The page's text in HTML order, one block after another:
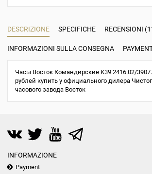
DESCRIZIONE SPECIFICHE RECENSIONI
INFORMAZIONI SULLA CONSEGNA
Часы Восток Командирские K39 2416.02/
рублей купить у официального дилера
часового завода Восток
INFORMAZIONE
Payment